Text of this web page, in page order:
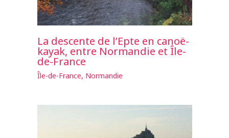
La descente de l’Epte en canoë-
kayak, entre Normandie et Île-
de-France
Île-de-France, Normandie